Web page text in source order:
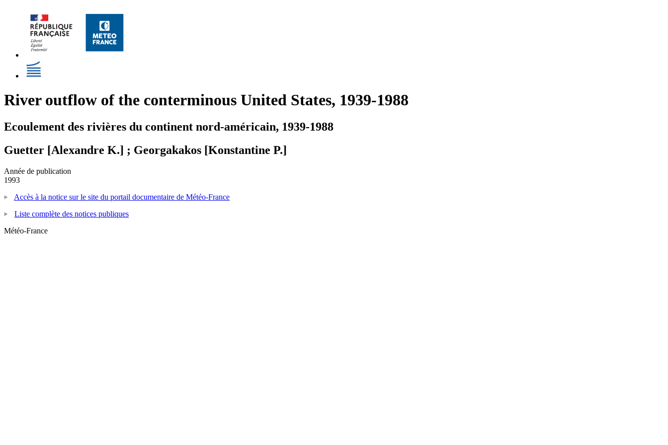
River outflow of the conterminous United States, 1939-1988
Ecoulement des rivières du continent nord-américain, 1939-1988
Guetter [Alexandre K.] ; Georgakakos [Konstantine P.]
Année de publication
1993
Accès à la notice sur le site du portail documentaire de Météo-France
Liste complète des notices publiques
Météo-France